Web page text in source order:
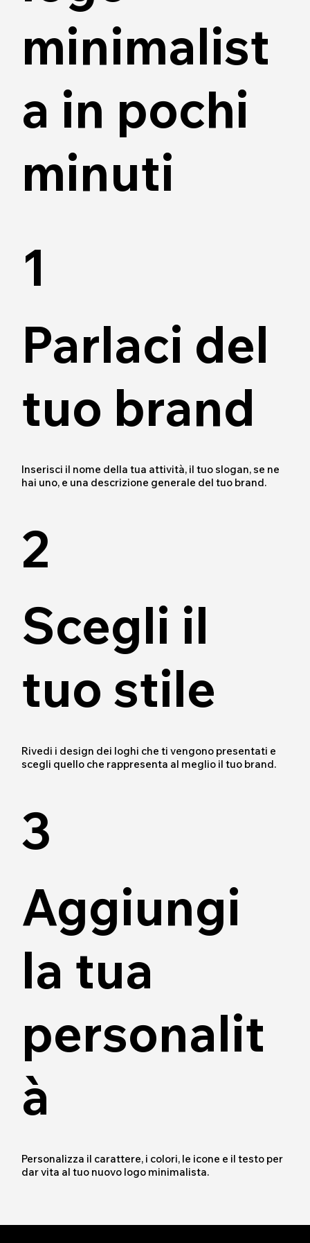
minimalist
a in pochi
minuti
1
Parlaci del
tuo brand
Inserisci il nome della tua attività, il tuo slogan, se ne
hai uno, e una descrizione generale del tuo brand.
2
Scegli il
tuo stile
Rivedi i design dei loghi che ti vengono presentati e
scegli quello che rappresenta al meglio il tuo brand.
3
Aggiungi
la tua
personalit
à
Personalizza il carattere, i colori, le icone e il testo per
dar vita al tuo nuovo logo minimalista.